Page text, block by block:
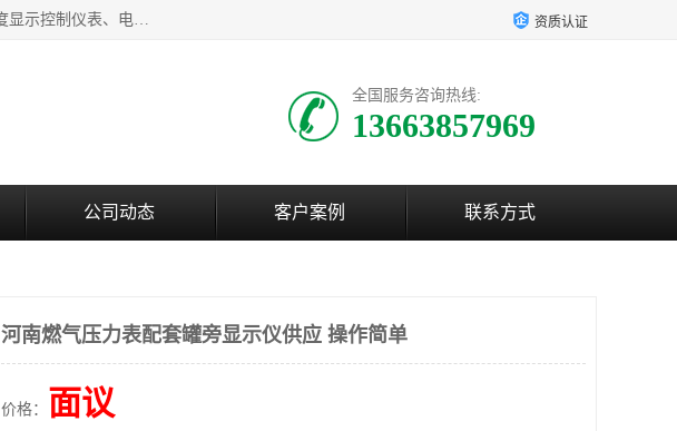
河南新瑞普测控技术有限公司主营：压力变送器、液位变送器、差压变送器、雷达料位计、电容物位计、温度显示控制仪表、电量变送器、流量计、工业自动化系统成套设备。 资质认证
全国服务咨询热线:
13663857969
公司动态 客户案例 联系方式
河南燃气压力表配套罐旁显示仪供应 操作简单
价格： 面议